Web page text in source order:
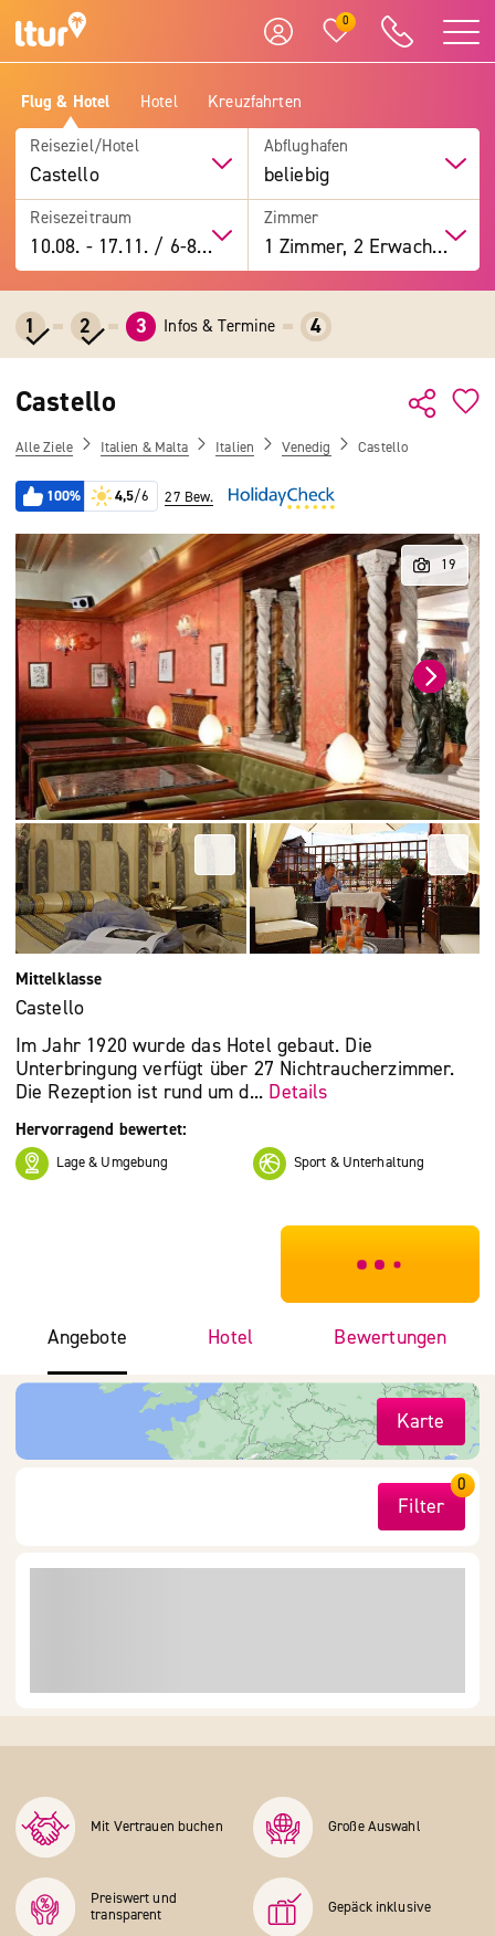
0
Flug & Hotel Hotel Kreuzfahrten
Reiseziel/Hotel
Castello
Abflughafen
beliebig
Reisezeitraum
10.08. -17.11. / 6-8 Tage
Zimmer
1 Zimmer, 2 Erwachsene
1 2 3 Infos & Termine 4
Castello
Alle Ziele Italien & Malta Italien Venedig Castello
100% 4,5/6 27 Bew.
Mittelklasse
Castello
Im Jahr 1920 wurde das Hotel gebaut. Die
Unterbringung verfügt über 27 Nichtraucherzimmer.
Die Rezeption ist rund um d... Details
Hervorragend bewertet:
Lage & Umgebung Sport & Unterhaltung
***************
Angebote Hotel Bewertungen
Karte
Filter
0
Mit Vertrauen buchen Große Auswahl
Preiswert und
transparent
Gepäck inklusive